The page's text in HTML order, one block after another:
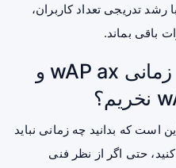
تدریجی تعداد کاربران،
باقی بماند.
سیگنال‌های خرید: چه زمانی wAP ax و
است که بدانید چه زمانی نباید
حتی اگر از نظر فنی